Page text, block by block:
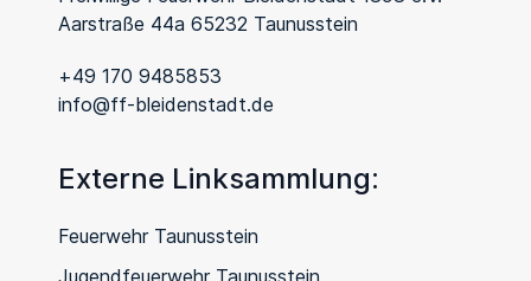
Aarstraße 44a 65232 Taunusstein
+49 170 9485853
info@ff-bleidenstadt.de
Externe Linksammlung:
Feuerwehr Taunusstein
Jugendfeuerwehr Taunusstein